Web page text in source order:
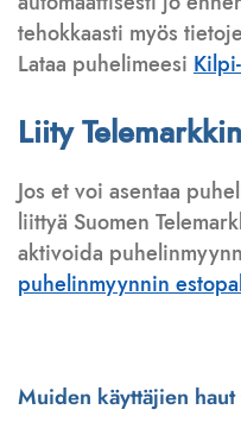
tehokkaasti myös
Lataa puhelimeesi
Liity
Jos et voi asentaa
liittyä Suomen
aktivoida
puhelinmyynnin
Muiden käyttäjien